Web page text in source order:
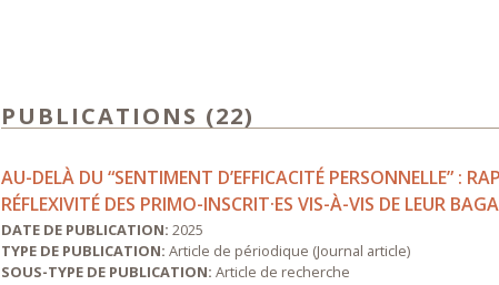
PUBLICATIONS (22)
AU-DELÀ DU “SENTIMENT D’EFFICACITÉ PERSONNELLE” :
RÉFLEXIVITÉ DES PRIMO-INSCRIT·ES VIS-À-VIS DE LEUR
DATE DE PUBLICATION: 2025
TYPE DE PUBLICATION: Article de périodique (Journal article)
SOUS-TYPE DE PUBLICATION: Article de recherche